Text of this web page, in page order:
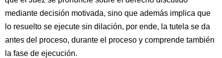
mediante decisión motivada, sino que además implica que
lo resuelto se ejecute sin dilación, por ende, la tutela se da
antes del proceso, durante el proceso y comprende también
la fase de ejecución.